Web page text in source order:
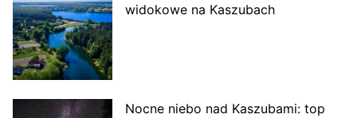
widokowe na Kaszubach
Nocne niebo nad Kaszubami: top